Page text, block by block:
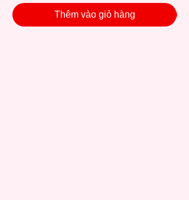
Thêm vào giỏ hàng